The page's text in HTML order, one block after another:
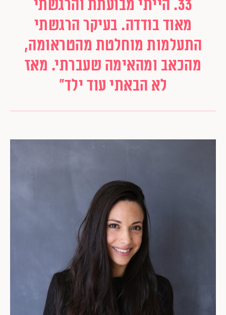
33. הייתי מבועתת והרגשתי
מאוד בודדה. בעיקר הרגשתי
התעלמות מוחלטת מהטראומה,
מהכאב ומהאימה שעברתי. מאז
לא הבאתי עוד ילד"